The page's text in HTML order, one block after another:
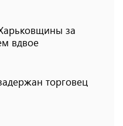
за
вдвое
торговец